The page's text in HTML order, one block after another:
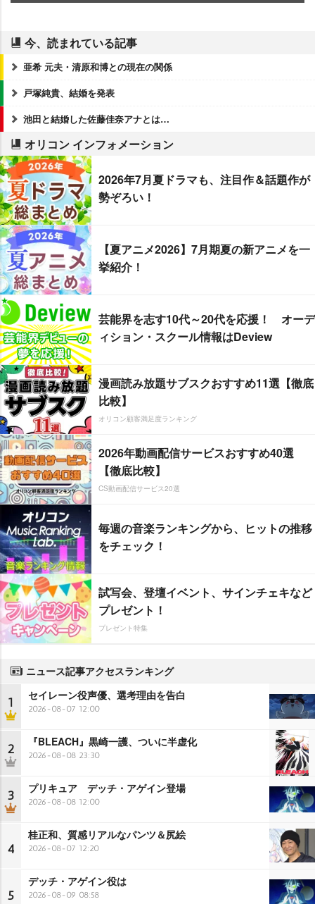
今、読まれている記事
亜希 元夫・清原和博との現在の関係
戸塚純貴、結婚を発表
池田と結婚した佐藤佳奈アナとは…
オリコン インフォメーション
2026年7月夏ドラマも、注目作＆話題作が
勢ぞろい！
【夏アニメ2026】7月期夏の新アニメを一
挙紹介！
芸能界を志す10代～20代を応援！ オーデ
ィション・スクール情報はDeview
漫画読み放題サブスクおすすめ11選【徹底
比較】
オリコン顧客満足度ランキング
2026年動画配信サービスおすすめ40選
【徹底比較】
CS動画配信サービス20選
毎週の音楽ランキングから、ヒットの推移
をチェック！
試写会、登壇イベント、サインチェキなど
プレゼント！
プレゼント特集
ニュース記事アクセスランキング
1 セイレーン役声優、選考理由を告白
2026-08-07 12:00
2 『BLEACH』黒崎一護、ついに半虚化
2026-08-08 23:30
3 プリキュア デッチ・アゲイン登場
2026-08-08 12:00
4
桂正和、質感リアルなパンツ＆尻絵
2026-08-07 12:20
5
デッチ・アゲイン役は
2026-08-09 08:58